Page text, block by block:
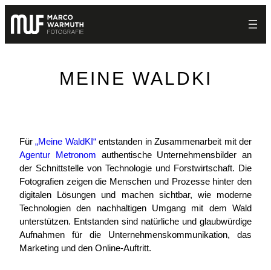
Zum
Inhalt
springen
MEINE WALDKI
Für„Meine WaldKI“entstanden in Zusammenarbeit mit der
Agentur Metronom authentische Unternehmensbilder an
der Schnittstelle von Technologie und Forstwirtschaft. Die
Fotografien zeigen die Menschen und Prozesse hinter den
digitalen Lösungen und machen sichtbar, wie moderne
Technologien den nachhaltigen Umgang mit dem Wald
unterstützen. Entstanden sind natürliche und glaubwürdige
Aufnahmen für die Unternehmenskommunikation, das
Marketing und den Online-Auftritt.